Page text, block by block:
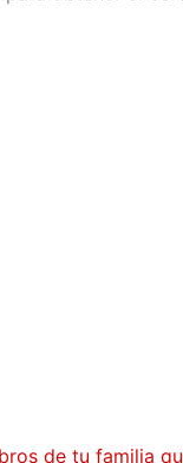
de tu familia